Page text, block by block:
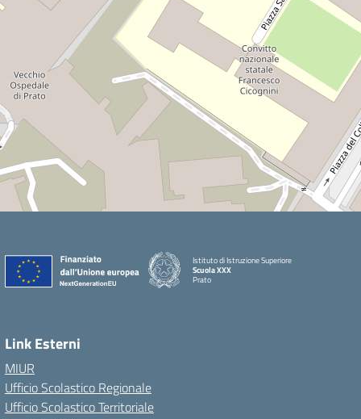
Istituto di Istruzione Superiore
Scuola XXX
Prato
Link Esterni
MIUR
Ufficio Scolastico Regionale
Ufficio Scolastico Territoriale